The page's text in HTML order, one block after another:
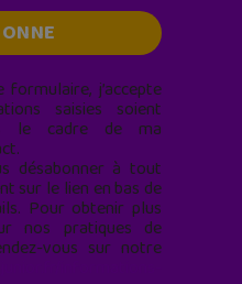
j’accepte
saisies soient
le cadre de ma
désabonner à tout
sur le lien en bas de
Pour obtenir plus
nos pratiques de
vous sur notre